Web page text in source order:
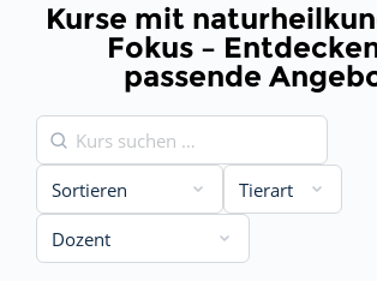
Kurse mit
Fokus –
passende